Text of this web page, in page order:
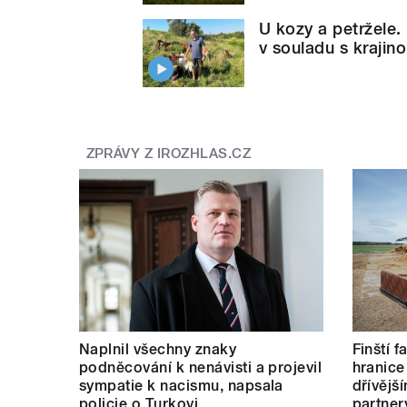
U kozy a
v souladu s
ZPRÁVY Z IROZHLAS.CZ
Naplnil všechny znaky
podněcování k nenávisti a projevil
sympatie k nacismu, napsala
Finští